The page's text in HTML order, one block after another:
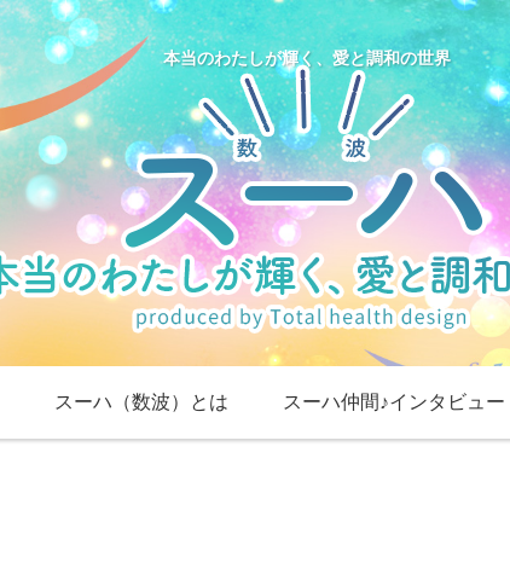
本当のわたしが輝く、愛と調和の世界
スーハ（数波）とは スーハ仲間♪インタビュー